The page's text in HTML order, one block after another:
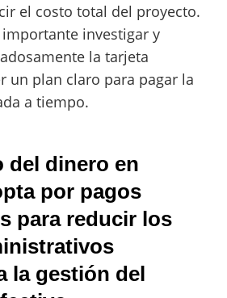
el costo total del proyecto.
investigar y
la tarjeta
un plan claro para pagar la
a tiempo.
del dinero en
por pagos
para reducir los
la gestión del